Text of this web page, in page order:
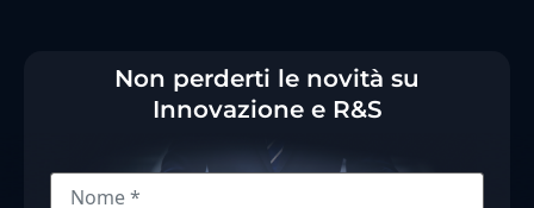
Non perderti le novità su
Innovazione e R&S